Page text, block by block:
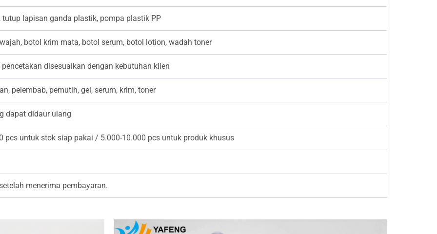
tutup lapisan ganda plastik, pompa plastik PP
botol krim mata, botol serum, botol lotion, wadah toner
disesuaikan dengan kebutuhan klien
pelembab, pemutih, gel, serum, krim, toner
dapat didaur ulang
pcs untuk stok siap pakai / 5.000-10.000 pcs untuk produk khusus
menerima pembayaran.